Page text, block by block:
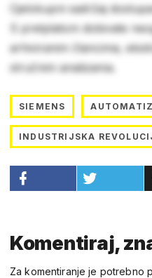
Cjelokupni sadržaj
S pretplatom dobivate
arhiviranim člancima,
stručnim analizama.
SIEMENS
INDUSTRIJSKA
Komentiraj,
Za komentiranje je potrebno